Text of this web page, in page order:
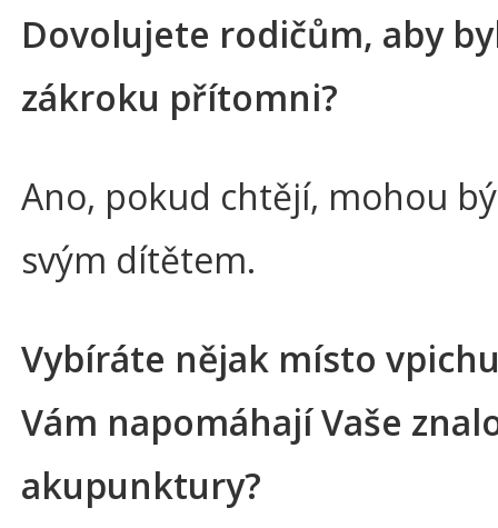
Dovolujete rodičům, aby
zákroku přítomni?
Ano, pokud chtějí, mohou
svým dítětem.
Vybíráte nějak místo
Vám napomáhají Vaše
akupunktury?